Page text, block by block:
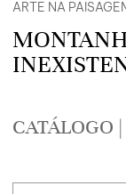
ARTE NA
CATÁLOGO